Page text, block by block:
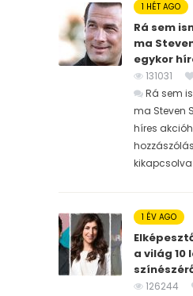
1 HÉT AGO
Rá sem
ma
egykor
131031
Rá sem
ma Steven
híres
kikapcsolva
1 ÉV AGO
a világ 10
126244